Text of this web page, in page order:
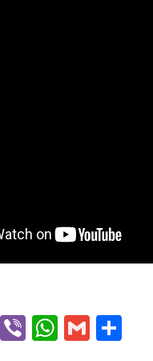
Twitter
Viber Gmail